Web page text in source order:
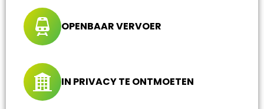
OPENBAAR VERVOER
IN PRIVACY TE ONTMOETEN